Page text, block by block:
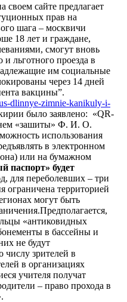
сайте предлагает
прав на
шага – москвичи
18 лет и граждане,
смогут вновь
и льготного проезда в
им социальные
через 14 дней
вакцины”.
dlinnye-zimnie-kanikuly-i-
было заявлено: «QR-
нем «зашиты» Ф. И. О.
использования
в электронном
или на бумажном
паспорт» будет
для переболевших – три
ограничена территорией
могут быть
«антиковидных
в бассейны и
не будут
числу зрителей в
в организациях
учителя получат
– право прохода в